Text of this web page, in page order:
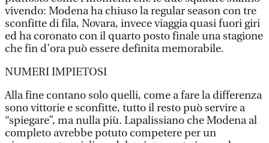
vivendo: Modena ha chiuso la regular season con tre
sconfitte di fila, Novara, invece viaggia quasi fuori giri
ed ha coronato con il quarto posto finale una stagione
che fin d’ora può essere definita memorabile.
NUMERI IMPIETOSI
Alla fine contano solo quelli, come a fare la differenza
sono vittorie e sconfitte, tutto il resto può servire a
“spiegare”, ma nulla più. Lapalissiano che Modena al
completo avrebbe potuto competere per un